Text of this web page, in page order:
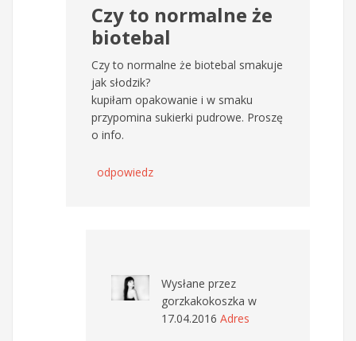
Czy to normalne że
biotebal
Czy to normalne że biotebal smakuje
jak słodzik?
kupiłam opakowanie i w smaku
przypomina sukierki pudrowe. Proszę
o info.
odpowiedz
Wysłane przez
gorzkakokoszka w
17.04.2016 Adres